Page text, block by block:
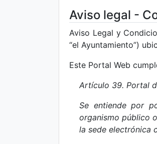
Aviso legal -
Aviso Legal y
“el Ayuntamiento”)
Este Portal Web
Artículo 39. Portal
Se entiende por
organismo público
la sede electrónica